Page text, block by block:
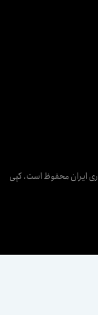
محفوظ است. کپی